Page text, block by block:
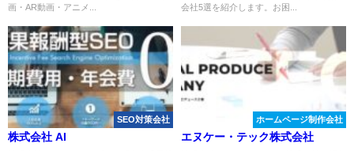
画・AR動画・アニメ...
会社5選を紹介します。お困...
SEO対策会社
株式会社 AI
ホームページ制作会社
エヌケー・テック株式会社